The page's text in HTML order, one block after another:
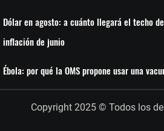
Dólar en agosto: a cuánto llegará el techo
inflación de junio
Ébola: por qué la OMS propone usar una
Copyright 2025 © Todos los